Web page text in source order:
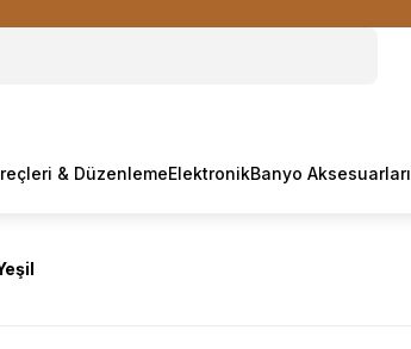
& DüzenlemeElektronikBanyo Aksesuarları